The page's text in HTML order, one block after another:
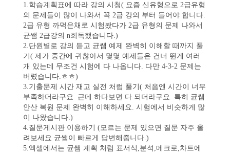
1.학습계획표에 따라 강의 시청( 요즘 신유형으로 2급유형
의 문제들이 많이 나와서 꼭 2급 강의 부터 들어야 합니다.
2급 유형 까먹은채로 시험봤다가 2급 유형의 문제 나와서
균쌤 2급강의 n회독했습니다.)
2.단원별로 강의 듣고 균쌤 예제 완벽히 이해할 때까지 풀
기( 제가 중간에 귀찮아서 몇몇 예제들은 건너 뛴게 여러
개 있는데 무조건 시험에 다 나옵니다. 다만 4-3-2 문제는
버렸습니다.ㅎㅎ)
3.기출문제 시간 재고 실전 처럼 풀기( 처음엔 시간이 너무
부족하더라구요. 근데 하다보면 다 되더라구요. 특히 균쌤
안산 복원 문제 완벽히 이해하세요. 시험에서 비슷하게 많
이 나왔습니다.)
4.질문게시판 이용하기 (모르는 문제 있으면 질문 자주 올
려보세요 균쌤이 빠르게 답변해줍니다.)
5.엑셀에서는 균쌤 계획 처럼 표서식,분석,메크로,차트에